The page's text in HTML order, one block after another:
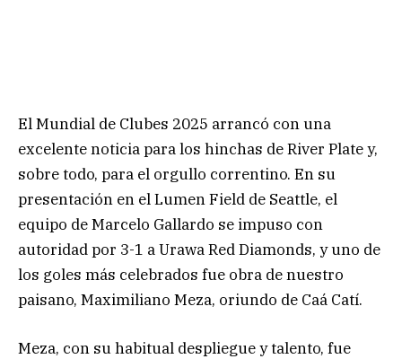
El Mundial de Clubes 2025 arrancó con una
excelente noticia para los hinchas de River Plate y,
sobre todo, para el orgullo correntino. En su
presentación en el Lumen Field de Seattle, el
equipo de Marcelo Gallardo se impuso con
autoridad por 3-1 a Urawa Red Diamonds, y uno de
los goles más celebrados fue obra de nuestro
paisano, Maximiliano Meza, oriundo de Caá Catí.
Meza, con su habitual despliegue y talento, fue